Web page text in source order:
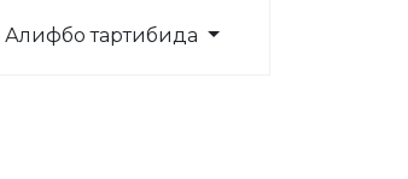
Алифбо тартибида